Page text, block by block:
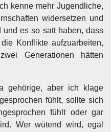
kenne mehr Jugendliche,
widersetzen und
es so satt haben, dass
Konflikte aufzuarbeiten,
Generationen hätten
gehörige, aber ich klage
fühlt, sollte sich
fühlt oder gar
Wer wütend wird, egal